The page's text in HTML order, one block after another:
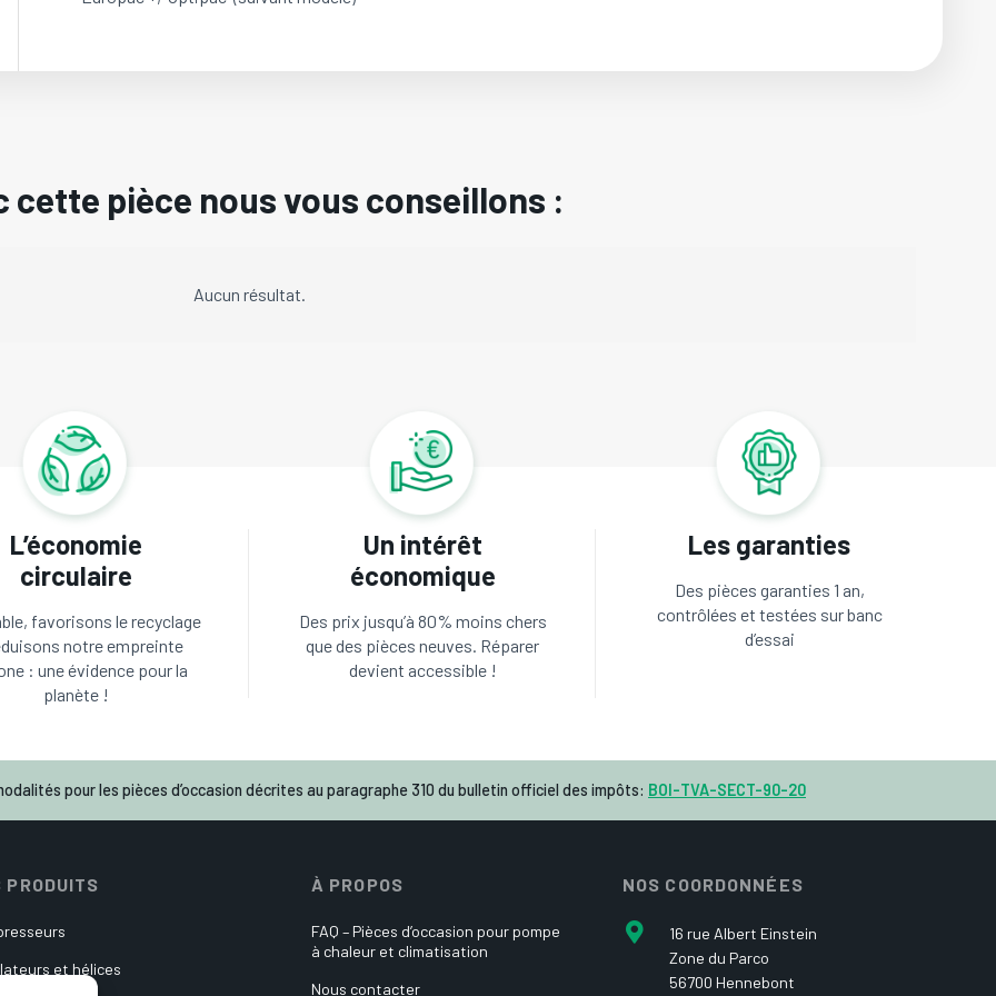
cette pièce nous vous conseillons :
Aucun résultat.
L’économie
circulaire
favorisons le recyclage
notre empreinte
: une évidence pour la
planète !
Un intérêt
économique
Des prix jusqu’à 80% moins chers
que des pièces neuves. Réparer
devient accessible !
Les garanties
Des pièces garanties 1 an,
contrôlées et testées sur banc
d’essai
pour les pièces d’occasion décrites au paragraphe 310 du bulletin officiel des impôts: BOI-TVA-SECT-90-20
PRODUITS
et hélices
À PROPOS
FAQ – Pièces d’occasion pour pompe
à chaleur et climatisation
Nous contacter
NOS COORDONNÉES
16 rue Albert Einstein
Zone du Parco
56700 Hennebont